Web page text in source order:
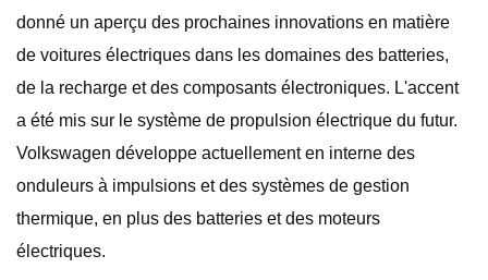
donné un aperçu des prochaines innovations en matière
de voitures électriques dans les domaines des batteries,
de la recharge et des composants électroniques. L'accent
a été mis sur le système de propulsion électrique du futur.
Volkswagen développe actuellement en interne des
onduleurs à impulsions et des systèmes de gestion
thermique, en plus des batteries et des moteurs
électriques.